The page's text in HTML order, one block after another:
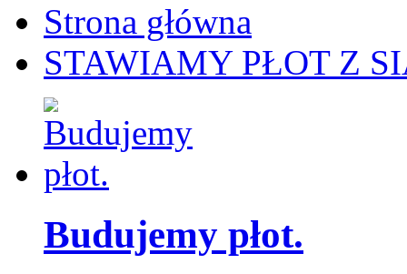
Strona główna
STAWIAMY PŁOT Z
Budujemy płot.